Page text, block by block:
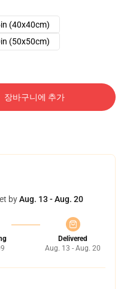
(40x40cm)
(50x50cm)
장바구니에 추가
byAug. 13 - Aug. 20
Delivered
Aug. 13 - Aug. 20